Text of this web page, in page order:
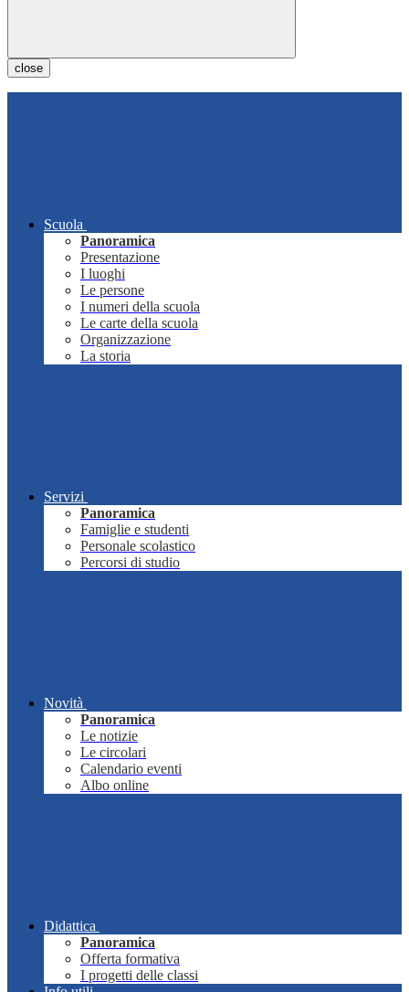
close
Scuola
Panoramica
Presentazione
I luoghi
Le persone
I numeri della scuola
Le carte della scuola
Organizzazione
La storia
Servizi
Panoramica
Famiglie e studenti
Personale scolastico
Percorsi di studio
Novità
Panoramica
Le notizie
Le circolari
Calendario eventi
Albo online
Didattica
Panoramica
Offerta formativa
I progetti delle classi